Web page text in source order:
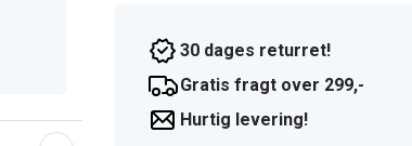
30 dages returret!
Gratis fragt over 299,-
Hurtig levering!